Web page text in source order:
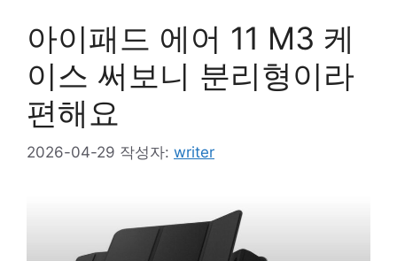
아이패드 에어 11 M3 케
이스 써보니 분리형이라
편해요
2026-04-29 작성자: writer